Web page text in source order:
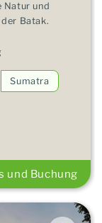
Natur und
Batak.
Sumatra
und Buchung